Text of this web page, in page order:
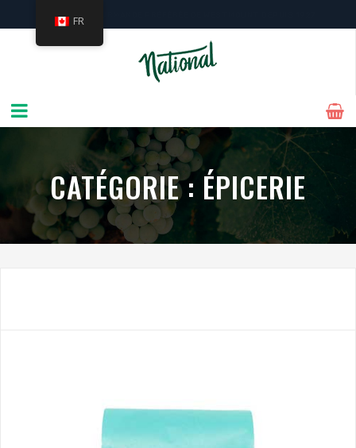
L'ÉPICERIE GOURMANDE PRÉFÉRÉE DE WESTMOUNT DEPUIS 1927
CATÉGORIE : ÉPICERIE
FR